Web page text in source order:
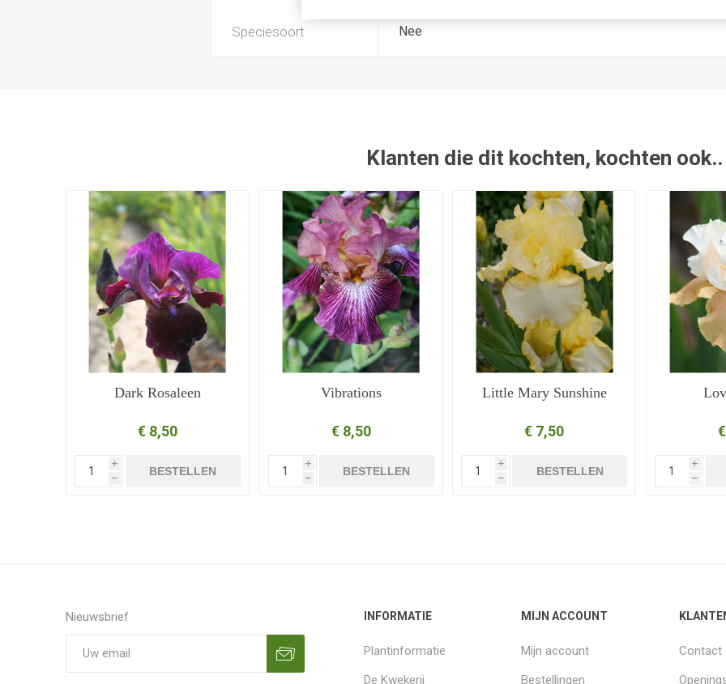
Speciesoort Nee
Klanten die dit kochten, kochten ook..
Dark Rosaleen
€ 8,50
i
h
BESTELLEN
Vibrations
€ 8,50
i
h
BESTELLEN
Little Mary Sunshine
€ 7,50
i
h
BESTELLEN
i
h
Nieuwsbrief INFORMATIE
Plantinformatie
De Kwekerij
MIJN ACCOUNT
Mijn account
Bestellingen
Contact